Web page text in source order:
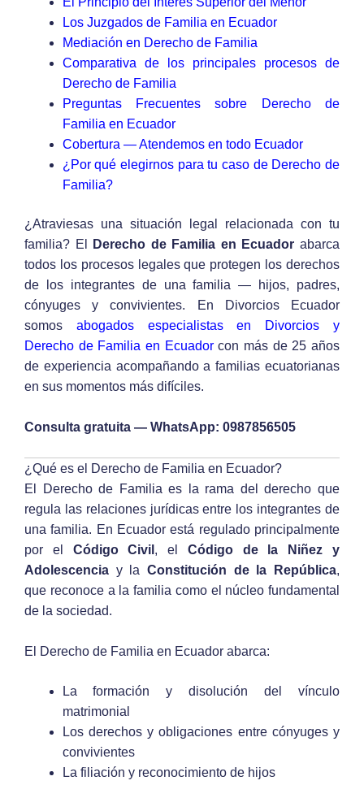
Los Juzgados de Familia en Ecuador
Mediación en Derecho de Familia
Comparativa de los principales procesos de
Derecho de Familia
Preguntas Frecuentes sobre Derecho de
Familia en Ecuador
Cobertura — Atendemos en todo Ecuador
¿Por qué elegirnos para tu caso de Derecho de
Familia?
¿Atraviesas una situación legal relacionada con tu
familia? El
Derecho de Familia en Ecuador abarca
todos los procesos legales que protegen los derechos
de los integrantes de una familia — hijos, padres,
cónyuges y convivientes. En Divorcios Ecuador
somos abogados especialistas en Divorcios y
Derecho de Familia en Ecuadorcon más de 25 años
de experiencia acompañando a familias ecuatorianas
en sus momentos más difíciles.
Consulta gratuita — WhatsApp: 0987856505
¿Qué es el Derecho de Familia en Ecuador?
El Derecho de Familia es la rama del derecho que
regula las relaciones jurídicas entre los integrantes de
una familia. En Ecuador está regulado principalmente
por el Código Civil , el Código de la Niñez y
Adolescencia y la Constitución de la República,
que reconoce a la familia como el núcleo fundamental
de la sociedad.
El Derecho de Familia en Ecuador abarca:
La formación y disolución del vínculo
matrimonial
Los derechos y obligaciones entre cónyuges y
convivientes
La filiación y reconocimiento de hijos